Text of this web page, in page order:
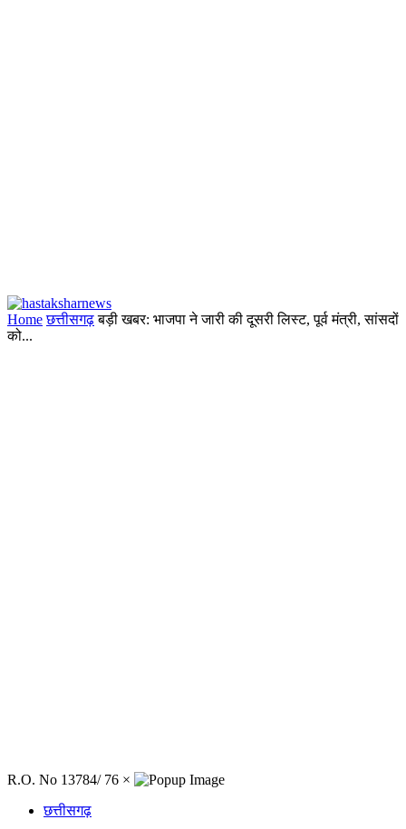
Home छत्तीसगढ़ बड़ी खबर: भाजपा ने जारी की दूसरी लिस्ट, पूर्व मंत्री, सांसदों
को...
R.O. No 13784/ 76 ×
छत्तीसगढ़